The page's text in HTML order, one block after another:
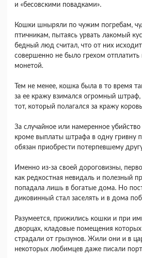
и «бесовскими повадками».
Кошки шныряли по чужим погребам,
птичникам, пытаясь урвать лакомый
бедный люд считал, что от них исходит
совершенно не было грехом
монетой.
Тем не менее, кошка была в то время
за ее кражу взимался огромный
тот, который полагался за кражу
За случайное или намеренное
кроме выплаты штрафа в одну гривну
обязан приобрести потерпевшему
Именно из-за своей дороговизны,
как редкостная невидаль и полезный
попадала лишь в богатые дома. Но
диковинный стал заселять и в дома
Разумеется, прижились кошки и при
дворцах, кладовые помещения
страдали от грызунов. Жили они и в
некоторых любимцев даже писали